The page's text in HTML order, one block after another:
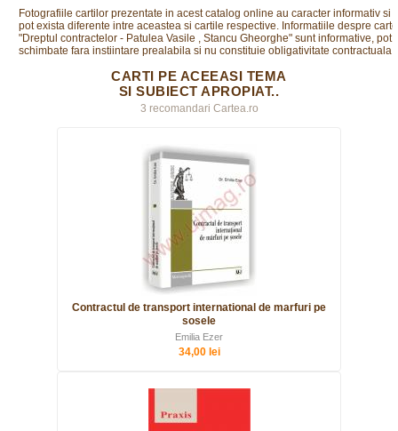
Fotografiile cartilor prezentate in acest catalog online au caracter informativ si
pot exista diferente intre aceastea si cartile respective. Informatiile despre
"Dreptul contractelor - Patulea Vasile , Stancu Gheorghe" sunt informative, pot
schimbate fara instiintare prealabila si nu constituie obligativitate contractuala.
CARTI PE ACEEASI TEMA
SI SUBIECT APROPIAT..
3 recomandari Cartea.ro
Contractul de transport international de marfuri pe
sosele
Emilia Ezer
34,00 lei